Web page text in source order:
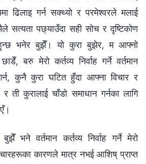
ढिलाइ गर्न सक्थ्यो र परमेश्‍वरले मलाई
सत्यता पछ्याउँदा सही सोच र दृष्टिकोण
हुन्छ भनेर बुझेँ। यो कुरा बुझेर, म आफ्नो
बरु मेरो कर्तव्य निर्वाह गर्ने वर्तमान
कुनै कुरा घटित हुँदा आफ्ना विचार र
र ती कुरालाई चाँडो समाधान गर्नका लागि
भने वर्तमान कर्तव्य निर्वाह गर्ने मेरो
कारणले मात्र नभई आशिष् प्राप्त